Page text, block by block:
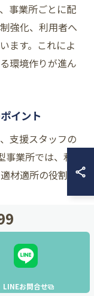
事業所ごとに配
強化、利用者へ
ます。これによ
環境作りが進ん
イント
支援スタッフの
業所では、利
材適所の役割分
ニケーションが
企画や台本作成
。現場では、利
ントを明確に
なされていま
LINEお問合せ